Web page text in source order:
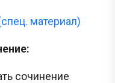
материал)
сочинение